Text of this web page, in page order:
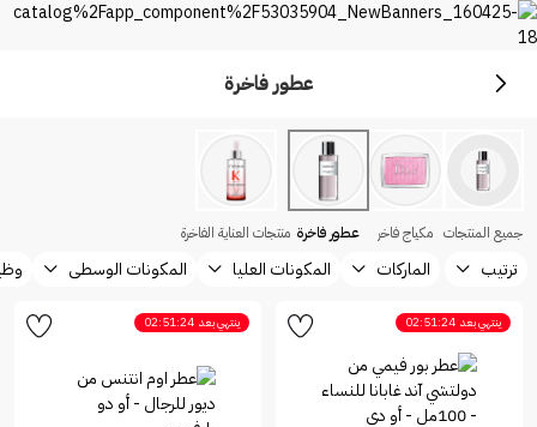
بريميوم
اكتشف أفضل الماركات من نايس ون السعودية
عطور فاخرة
جميع المنتجات مكياج فاخر عطور فاخرة منتجات العناية الفاخرة
ترتيب الماركات المكونات العليا المكونات الوسطى
ينتهي بعد 02:51:24 ينتهي بعد 02:51:24